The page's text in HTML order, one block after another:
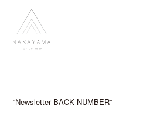
Newsletter BACK NUMBER